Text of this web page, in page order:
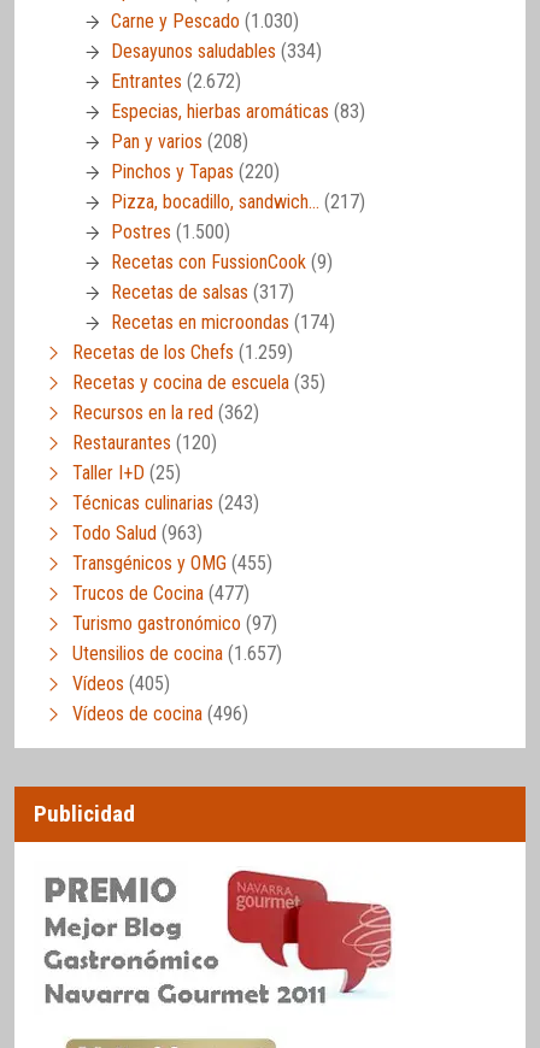
Carne y Pescado (1.030)
Desayunos saludables (334)
Entrantes (2.672)
Especias, hierbas aromáticas (83)
Pan y varios (208)
Pinchos y Tapas (220)
Pizza, bocadillo, sandwich… (217)
Postres (1.500)
Recetas con FussionCook (9)
Recetas de salsas (317)
Recetas en microondas (174)
Recetas de los Chefs (1.259)
Recetas y cocina de escuela (35)
Recursos en la red (362)
Restaurantes (120)
Taller I+D (25)
Técnicas culinarias (243)
Todo Salud (963)
Transgénicos y OMG (455)
Trucos de Cocina (477)
Turismo gastronómico (97)
Utensilios de cocina (1.657)
Vídeos (405)
Vídeos de cocina (496)
Publicidad